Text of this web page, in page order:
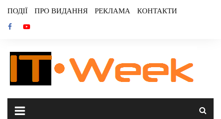
content
ПОДІЇ ПРО ВИДАННЯ РЕКЛАМА КОНТАКТИ